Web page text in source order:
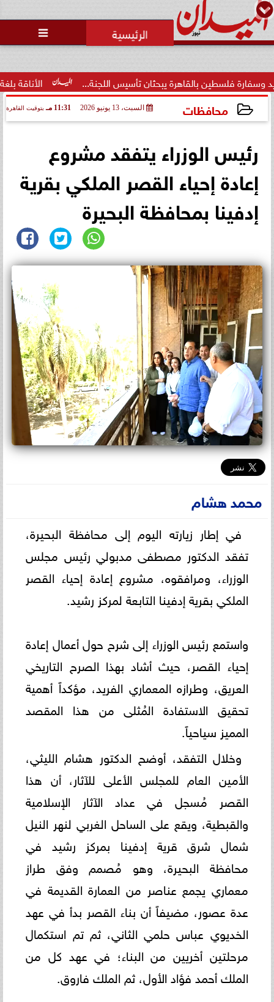

الأناقة بلغة عصرية.. فاطمة محمد تأسيس اللجنة...
محافظات السبت، 13 يونيو 2026 11:31 مـ بتوقيت القاهرة
رئيس الوزراء يتفقد مشروع
إعادة إحياء القصر الملكي بقرية
إدفينا بمحافظة البحيرة
محمد هشام
في إطار زيارته اليوم إلى محافظة البحيرة،
تفقد الدكتور مصطفى مدبولي رئيس مجلس
الوزراء، ومرافقوه، مشروع إعادة إحياء القصر
الملكي بقرية إدفينا التابعة لمركز رشيد.
واستمع رئيس الوزراء إلى شرح حول أعمال إعادة
إحياء القصر، حيث أشاد بهذا الصرح التاريخي
العريق، وطرازه المعماري الفريد، مؤكداً أهمية
تحقيق الاستفادة المُثلى من هذا المقصد
المميز سياحياً.
وخلال التفقد، أوضح الدكتور هشام الليثي،
الأمين العام للمجلس الأعلى للآثار، أن هذا
القصر مُسجل في عداد الآثار الإسلامية
والقبطية، ويقع على الساحل الغربي لنهر النيل
شمال شرق قرية إدفينا بمركز رشيد في
محافظة البحيرة، وهو مُصمم وفق طراز
معماري يجمع عناصر من العمارة القديمة في
عدة عصور، مضيفاً أن بناء القصر بدأ في عهد
الخديوي عباس حلمي الثاني، ثم تم استكمال
مرحلتين أخريين من البناء؛ في عهد كل من
الملك أحمد فؤاد الأول، ثم الملك فاروق.
حالة غليان في نادي الشيخ زايد:
اتهامات للجنة المؤقتة بـ ”التواطؤ”